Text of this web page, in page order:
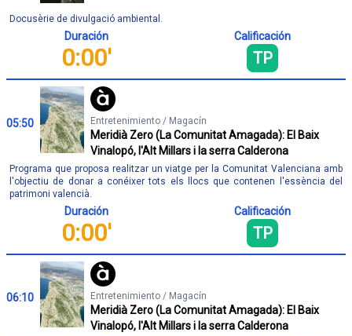
Docusèrie de divulgació ambiental.
Duración
0:00'
Calificación
TP
05:50 Entretenimiento / Magacín
Meridià Zero (La Comunitat Amagada): El Baix
Vinalopó, l'Alt Millars i la serra Calderona
Programa que proposa realitzar un viatge per la Comunitat Valenciana amb
l'objectiu de donar a conéixer tots els llocs que contenen l'essència del
patrimoni valencià.
Duración
0:00'
Calificación
TP
06:10 Entretenimiento / Magacín
Meridià Zero (La Comunitat Amagada): El Baix
Vinalopó, l'Alt Millars i la serra Calderona